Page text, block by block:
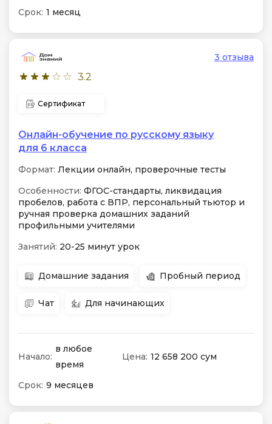
Срок: 1 месяц
3.2
3 отзыва
Сертификат
Онлайн-обучение по русскому языку
для 6 класса
Формат: Лекции онлайн, проверочные тесты
Особенности: ФГОС-стандарты, ликвидация
пробелов, работа с ВПР, персональный тьютор и
ручная проверка домашних заданий
профильными учителями
Занятий: 20-25 минут урок
Домашние задания Пробный период
Чат Для начинающих
Начало:
в любое
время
Цена: 12 658 200 сум
Срок: 9 месяцев